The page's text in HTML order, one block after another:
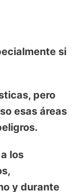
si
pero
esas áreas
los
y durante